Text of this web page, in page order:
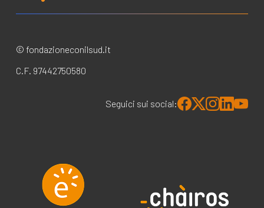
© fondazioneconilsud.it
C.F. 97442750580
Seguici sui social: